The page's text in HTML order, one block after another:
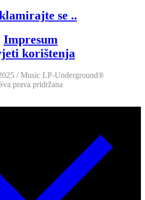
se ..
Impresum
korištenja
/ Music LP-Underground®
prava pridržana